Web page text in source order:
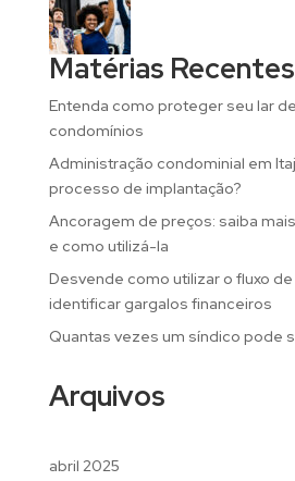
Matérias Recentes
Entenda como proteger seu lar
condomínios
Administração condominial em
processo de implantação?
Ancoragem de preços: saiba
e como utilizá-la
Desvende como utilizar o fluxo de
identificar gargalos financeiros
Quantas vezes um síndico pode
Arquivos
abril 2025